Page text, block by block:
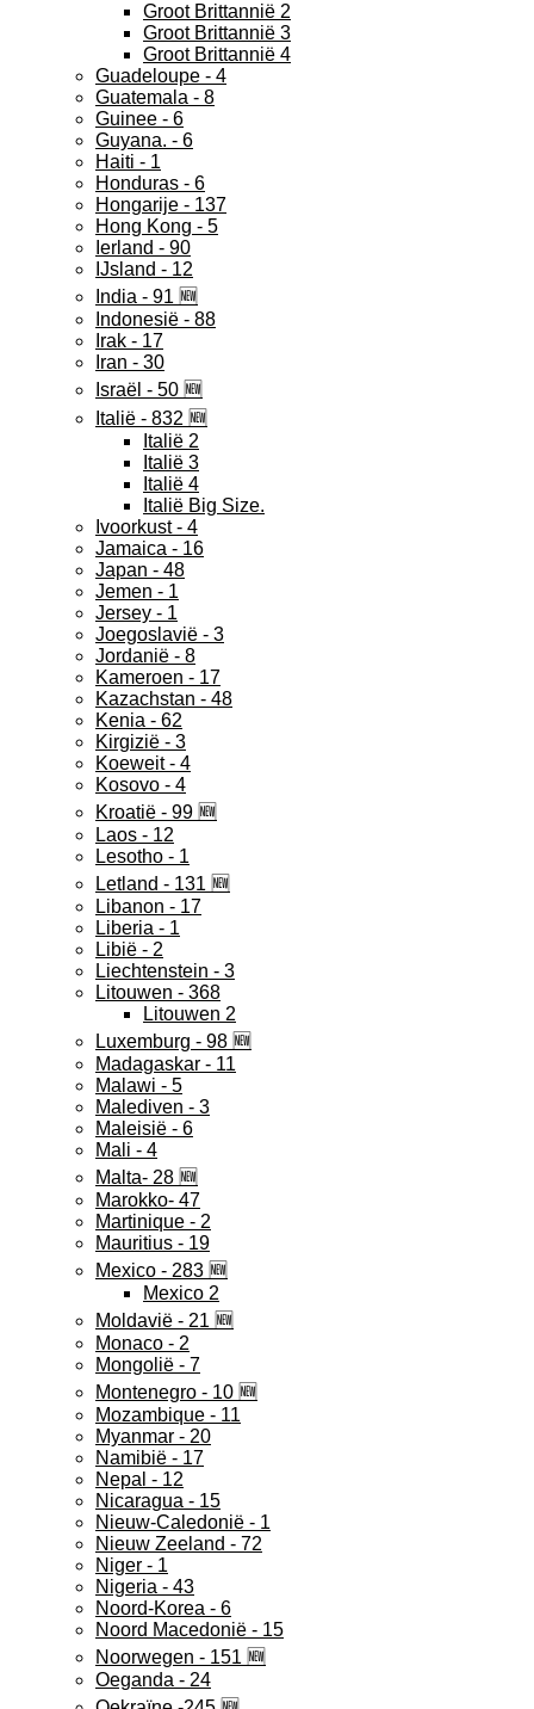
Groot Brittannië 2
Groot Brittannië 3
Groot Brittannië 4
Guadeloupe - 4
Guatemala - 8
Guinee - 6
Guyana. - 6
Haiti - 1
Honduras - 6
Hongarije - 137
Hong Kong - 5
Ierland - 90
IJsland - 12
India - 91 🆕
Indonesië - 88
Irak - 17
Iran - 30
Israël - 50 🆕
Italië - 832 🆕
Italië 2
Italië 3
Italië 4
Italië Big Size.
Ivoorkust - 4
Jamaica - 16
Japan - 48
Jemen - 1
Jersey - 1
Joegoslavië - 3
Jordanië - 8
Kameroen - 17
Kazachstan - 48
Kenia - 62
Kirgizië - 3
Koeweit - 4
Kosovo - 4
Kroatië - 99 🆕
Laos - 12
Lesotho - 1
Letland - 131 🆕
Libanon - 17
Liberia - 1
Libië - 2
Liechtenstein - 3
Litouwen - 368
Litouwen 2
Luxemburg - 98 🆕
Madagaskar - 11
Malawi - 5
Malediven - 3
Maleisië - 6
Mali - 4
Malta- 28 🆕
Marokko- 47
Martinique - 2
Mauritius - 19
Mexico - 283 🆕
Mexico 2
Moldavië - 21 🆕
Monaco - 2
Mongolië - 7
Montenegro - 10 🆕
Mozambique - 11
Myanmar - 20
Namibië - 17
Nepal - 12
Nicaragua - 15
Nieuw-Caledonië - 1
Nieuw Zeeland - 72
Niger - 1
Nigeria - 43
Noord-Korea - 6
Noord Macedonië - 15
Noorwegen - 151 🆕
Oeganda - 24